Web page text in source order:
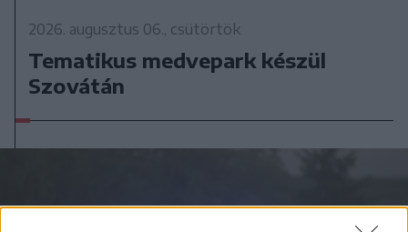
2026. augusztus 06., csütörtök
Tematikus medvepark készül
Szovátán